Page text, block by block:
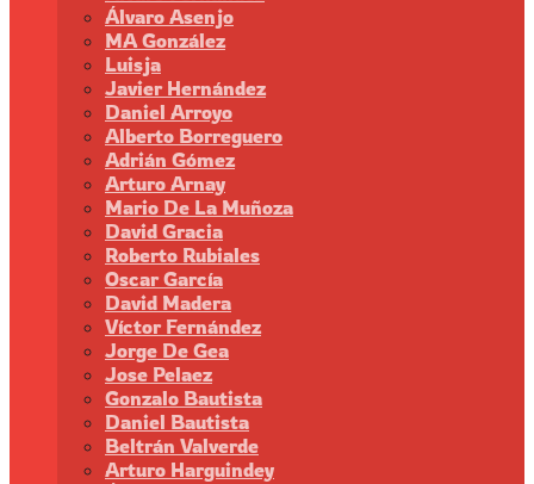
Álvaro Asenjo
MA González
Luisja
Javier Hernández
Daniel Arroyo
Alberto Borreguero
Adrián Gómez
Arturo Arnay
Mario De La Muñoza
David Gracia
Roberto Rubiales
Oscar García
David Madera
Víctor Fernández
Jorge De Gea
Jose Pelaez
Gonzalo Bautista
Daniel Bautista
Beltrán Valverde
Arturo Harguindey